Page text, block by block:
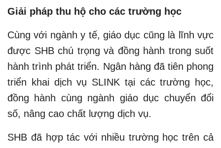
Giải pháp thu hộ cho các trường học
Cùng với ngành y tế, giáo dục cũng là lĩnh vực
được SHB chú trọng và đồng hành trong suốt
hành trình phát triển. Ngân hàng đã tiên phong
triển khai dịch vụ SLINK tại các trường học,
đồng hành cùng ngành giáo dục chuyển đổi
số, nâng cao chất lượng dịch vụ.
SHB đã hợp tác với nhiều trường học trên cả